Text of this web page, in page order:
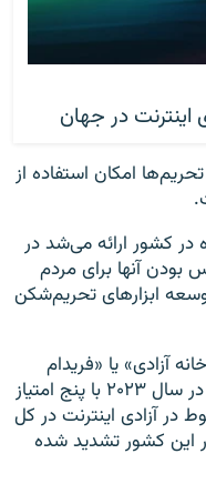
اینترنت در جهان
امکان استفاده از
کشور ارائه می‌شد در
آنها برای مردم
ابزارهای تحریم‌شکن
آزادی» یا «فریدام
هاوس» در گزارشی اعلام کرد که ایران در سال ۲۰۲۳ با پنج امتیاز
بدترین سقوط در آزادی اینترنت در کل
این کشور تشدید شده